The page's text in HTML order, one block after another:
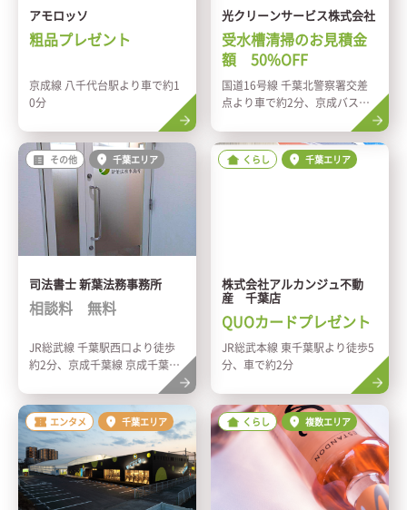
アモロッソ
粗品プレゼント
京成線 八千代台駅より車で約1
0分
光クリーンサービス株式会社
受水槽清掃のお見積金
額 50%OFF
国道16号線 千葉北警察署交差
点より車で約2分、京成バス
「犢橋高校入口」バス停より徒
その他 千葉エリア
司法書士 新葉法務事務所
相談料 無料
JR総武線 千葉駅西口より徒歩
約2分、京成千葉線 京成千葉駅
くらし 千葉エリア
株式会社アルカンジュ不動
産 千葉店
QUOカードプレゼント
JR総武本線 東千葉駅より徒歩5
分、車で約2分
エンタメ 千葉エリア くらし 複数エリア